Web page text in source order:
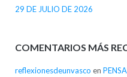
29 DE JULIO DE 2026
COMENTARIOS MÁS
reflexionesdeunvasco en